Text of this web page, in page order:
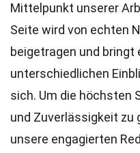
Mittelpunkt unserer
Seite wird von echten
beigetragen und bringt
unterschiedlichen
sich. Um die höchsten
und Zuverlässigkeit zu
unsere engagierten